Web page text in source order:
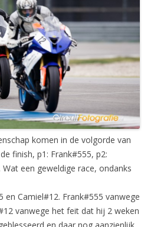
komen in de volgorde van
finish, p1: Frank#555, p2:
Wat een geweldige race, ondanks
en Camiel#12. Frank#555 vanwege
vanwege het feit dat hij 2 weken
en daar nog aanzienlijk